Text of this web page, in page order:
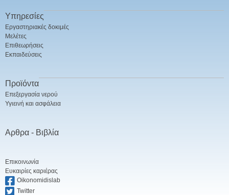
Υπηρεσίες
Εργαστηριακές δοκιμές
Μελέτες
Επιθεωρήσεις
Εκπαιδεύσεις
Προϊόντα
Επεξεργασία νερού
Υγιεινή και ασφάλεια
Αρθρα - Βιβλία
Επικοινωνία
Ευκαιρίες καριέρας
Oikonomidislab
Twitter